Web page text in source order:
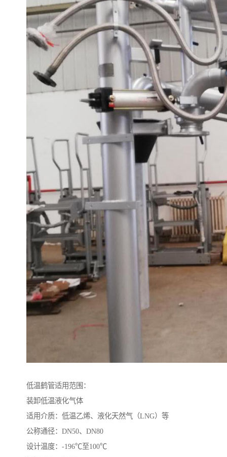
低温鹤管适用范围：
装卸低温液化气体
适用介质：低温乙烯、液化天然气（LNG）等
公称通径：DN50、DN80
设计温度：-196℃至100℃